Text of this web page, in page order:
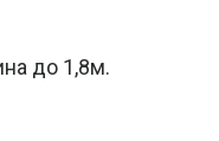
до 1,8м.